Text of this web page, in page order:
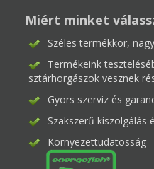
Miért minket
Széles termékkör,
Termékeink
sztárhorgászok vesznek
Gyors szerviz és
Szakszerű kiszolgálás
Környezettudatosság